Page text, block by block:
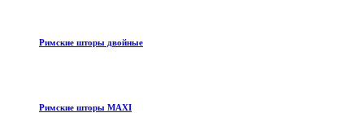
Римские шторы двойные
Римские шторы MAXI